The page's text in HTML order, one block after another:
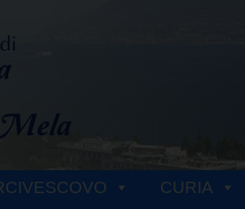
CURIA